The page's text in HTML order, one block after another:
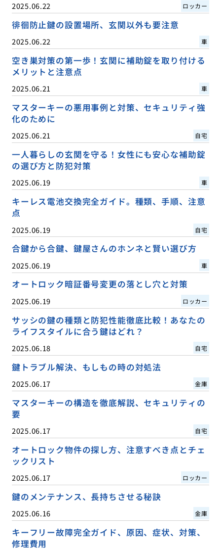
2025.06.22 ロッカー
徘徊防止鍵の設置場所、玄関以外も要注意
2025.06.22 車
空き巣対策の第一歩！玄関に補助錠を取り付ける
メリットと注意点
2025.06.21 車
マスターキーの悪用事例と対策、セキュリティ強
化のために
2025.06.21 自宅
一人暮らしの玄関を守る！女性にも安心な補助錠
の選び方と防犯対策
2025.06.19 車
キーレス電池交換完全ガイド。種類、手順、注意
点
2025.06.19 自宅
合鍵から合鍵、鍵屋さんのホンネと賢い選び方
2025.06.19 車
オートロック暗証番号変更の落とし穴と対策
2025.06.19 ロッカー
サッシの鍵の種類と防犯性能徹底比較！あなたの
ライフスタイルに合う鍵はどれ？
2025.06.18 自宅
鍵トラブル解決、もしもの時の対処法
2025.06.17 金庫
マスターキーの構造を徹底解説、セキュリティの
要
2025.06.17 自宅
オートロック物件の探し方、注意すべき点とチェ
ックリスト
2025.06.17 ロッカー
鍵のメンテナンス、長持ちさせる秘訣
2025.06.16 金庫
キーフリー故障完全ガイド、原因、症状、対策、
修理費用